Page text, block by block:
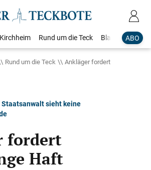
ABO
Kirchheim Rund um die Teck Blaulicht
Rund um die Teck
Ankläger fordert
sieht keine
fordert
Haft